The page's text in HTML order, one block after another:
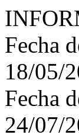
Fecha
18/05/
Fecha
24/07/